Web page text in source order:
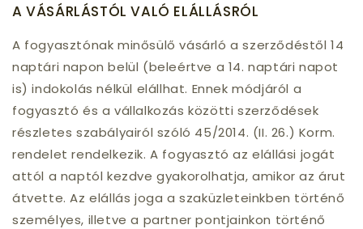
A VÁSÁRLÁSTÓL VALÓ ELÁLLÁSRÓL
A fogyasztónak minősülő vásárló a szerződéstől 14
naptári napon belül (beleértve a 14. naptári napot
is) indokolás nélkül elállhat. Ennek módjáról a
fogyasztó és a vállalkozás közötti szerződések
részletes szabályairól szóló 45/2014. (II. 26.) Korm.
rendelet rendelkezik. A fogyasztó az elállási jogát
attól a naptól kezdve gyakorolhatja, amikor az árut
átvette. Az elállás joga a szaküzleteinkben történő
személyes, illetve a partner pontjainkon történő